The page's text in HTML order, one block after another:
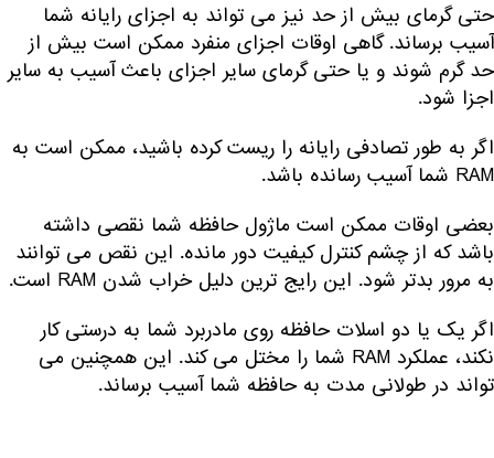
حتی گرمای بیش از حد نیز می تواند به اجزای رایانه شما
آسیب برساند. گاهی اوقات اجزای منفرد ممکن است بیش از
حد گرم شوند و یا حتی گرمای سایر اجزای باعث آسیب به سایر
اجزا شود.
اگر به طور تصادفی رایانه را ریست کرده باشید، ممکن است به
RAM شما آسیب رسانده باشد.
بعضی اوقات ممکن است ماژول حافظه شما نقصی داشته
باشد که از چشم کنترل کیفیت دور مانده. این نقص می توانند
به مرور بدتر شود. این رایج ترین دلیل خراب شدن RAM است.
اگر یک یا دو اسلات حافظه روی مادربرد شما به درستی کار
نکند، عملکرد RAM شما را مختل می کند. این همچنین می
تواند در طولانی مدت به حافظه شما آسیب برساند.